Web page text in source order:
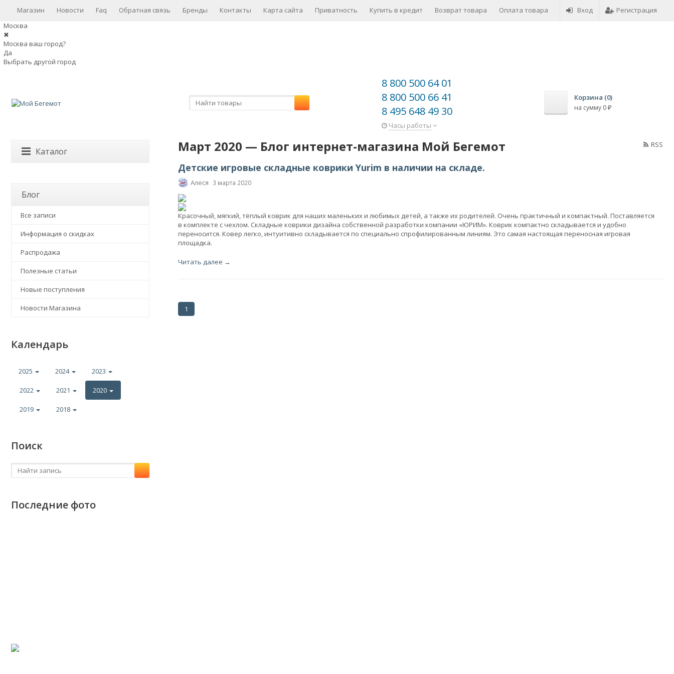
Вход Регистрация
Магазин Новости Faq Обратная связь Бренды Контакты Карта сайта Приватность Купить в кредит Возврат товара
Оплата товара
Москва
✖
Москва ваш город?
Да
Выбрать другой город
8 800 500 64 01
8 800 500 66 41
8 495 648 49 30
Часы работы
Корзина (0)
на сумму 0 ₽
RSS
Март 2020 — Блог интернет-магазина Мой Бегемот
Детские игровые складные коврики Yurim в наличии на складе.
Алеся 3 марта 2020
Красочный, мягкий, тёплый коврик для наших маленьких и любимых детей, а также их родителей. Очень практичный и компактный. Поставляется
в комплекте с чехлом. Складные коврики дизайна собственной разработки компании «ЮРИМ». Коврик компактно складывается и удобно
переносится. Ковер легко, интуитивно складывается по специально спрофилированным линиям. Это самая настоящая переносная игровая
площадка.
Читать далее →
1
Каталог
Блог
Все записи
Информация о скидках
Распродажа
Полезные статьи
Новые поступления
Новости Магазина
Календарь
2025 2024 2023
2022 2021 2020
2019 2018
Поиск
Последние фото